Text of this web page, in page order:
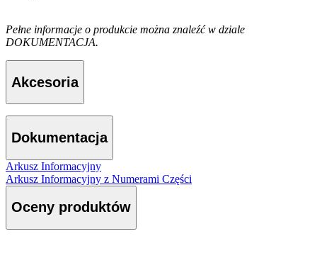
Pełne informacje o produkcie można znaleźć w dziale
DOKUMENTACJA.
Akcesoria
Dokumentacja
Arkusz Informacyjny
Arkusz Informacyjny z Numerami Części
Oceny produktów